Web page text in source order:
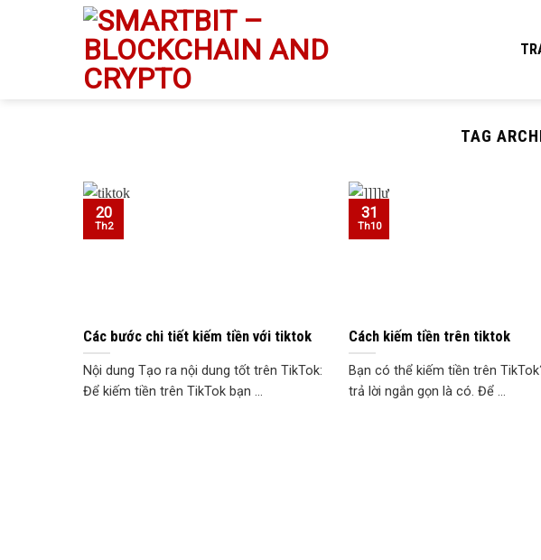
TAG
Các bước chi tiết kiếm tiền với tiktok
Nội dung Tạo ra nội dung tốt trên TikTok:
Để kiếm tiền trên TikTok bạn ...
20
Th2
Cách kiếm tiền trên tiktok
Bạn có thể kiếm tiền trên
trả lời ngắn gọn là có. Để ...
31
Th10